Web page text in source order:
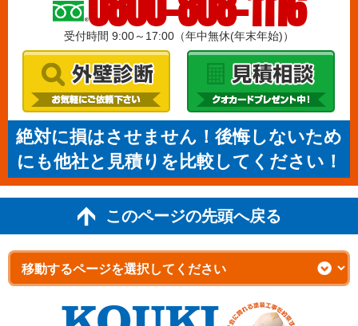
受付時間 9:00～17:00（年中無休(年末年始)）
絶対に損はさせません！後悔しないため
にも他社と見積りを比較してください！
このページの先頭へ戻る